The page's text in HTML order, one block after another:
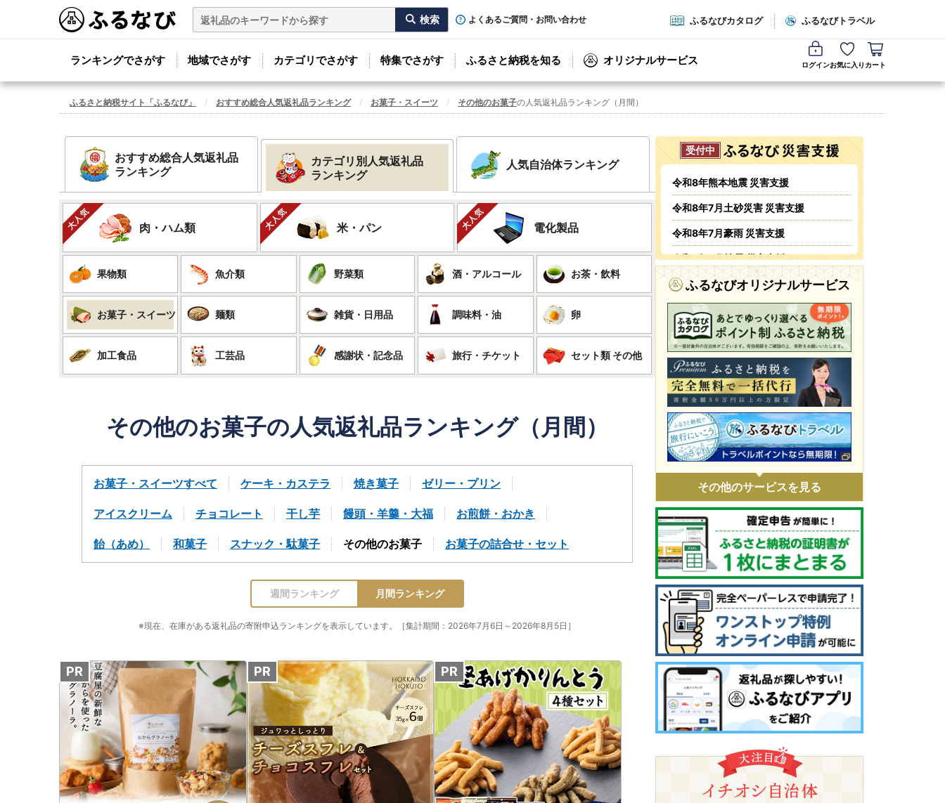
よくあるご質問・お問い合わせ ふるなびカタログ ふるなびトラベル
ランキングでさがす 地域でさがす カテゴリでさがす 特集でさがす ふるさと納税を知る オリジナルサービス ログインお気に入り カート
ふるさと納税サイト「ふるなび」 おすすめ総合人気返礼品ランキング お菓子・スイーツ その他のお菓子の人気返礼品ランキング（月間）
おすすめ総合人気返礼品
ランキング
カテゴリ別人気返礼品
ランキング
人気自治体ランキング
肉・ハム類 米・パン 電化製品
果物類 魚介類 野菜類 酒・アルコール お茶・飲料
お菓子・スイーツ 麺類 雑貨・日用品 調味料・油 卵
加工食品 工芸品 感謝状・記念品 旅行・チケット セット類 その他
その他のお菓子の人気返礼品ランキング（月間）
お菓子・スイーツすべて ケーキ・カステラ 焼き菓子 ゼリー・プリン
アイスクリーム チョコレート 干し芋 饅頭・羊羹・大福 お煎餅・おかき
飴（あめ） 和菓子 スナック・駄菓子 その他のお菓子 お菓子の詰合せ・セット
週間ランキング 月間ランキング
※現在、在庫がある返礼品の寄附申込ランキングを表示しています。［集計期間：2026年7月6日～2026年8月5日］
令和8年熊本地震 災害支援
令和8年7月土砂災害 災害支援
令和8年7月豪雨 災害支援
令和8年6月地震 災害支援
令和8年6月火災 災害支援
令和8年5・6月台風・豪雨 災害支援
令和8年4月火災 災害支援
令和8年1月豪雪 災害支援
令和7年11月火災 災害支援
令和7年9・10月台風・豪雨 災害支援
令和7年 埼玉県白岡市役所火災に伴う支
援
令和7年1・2月豪雪 災害支援
令和6年9月能登豪雨 災害支援
令和6年能登半島地震 災害支援
ウクライナ情勢による人道支援
ふるなびオリジナルサービス
その他のサービスを見る